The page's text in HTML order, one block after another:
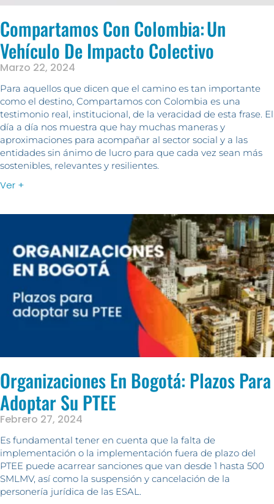
Compartamos Con Colombia: Un
Vehículo De Impacto Colectivo
Marzo 22, 2024
Para aquellos que dicen que el camino es tan importante
como el destino, Compartamos con Colombia es una
testimonio real, institucional, de la veracidad de esta frase. El
día a día nos muestra que hay muchas maneras y
aproximaciones para acompañar al sector social y a las
entidades sin ánimo de lucro para que cada vez sean más
sostenibles, relevantes y resilientes.
Ver +
Organizaciones En Bogotá: Plazos Para
Adoptar Su PTEE
Febrero 27, 2024
Es fundamental tener en cuenta que la falta de
implementación o la implementación fuera de plazo del
PTEE puede acarrear sanciones que van desde 1 hasta 500
SMLMV, así como la suspensión y cancelación de la
personería jurídica de las ESAL.